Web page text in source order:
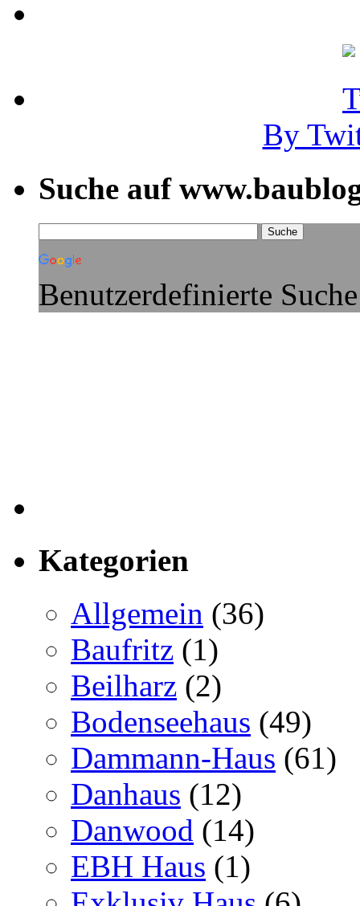
By
Suche auf
Benutzerdefinierte Suche
Kategorien
Allgemein (36)
Baufritz (1)
Beilharz (2)
Bodenseehaus (49)
Dammann-Haus (61)
Danhaus (12)
Danwood (14)
EBH Haus (1)